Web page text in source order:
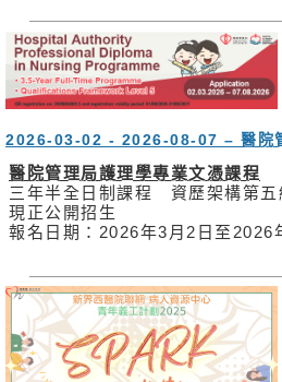
我
們
免
聲
明
無
障
聲
明
職
員
2026-03-02 - 2026-08-07 – 醫院
醫院管理局護理學專業文憑課程
三年半全日制課程 資歷架構第五
現正公開招生
報名日期：2026年3月2日至2026